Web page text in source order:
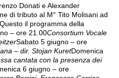
Donati e Alexander
di tributo al M° Tito Molisani ad
il programma della
– ore 21.00Consortium Vocale
Sabato 5 giugno – ore
– dir. Stojan KuretDomenica
cantata con la presenza dei
6 giugno – ore